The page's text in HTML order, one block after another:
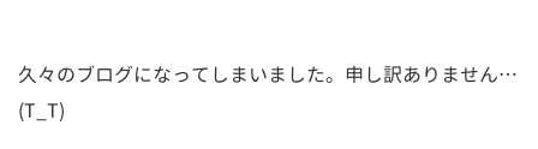
久々のブログになってしまいました。申し訳ありません…
(T_T)